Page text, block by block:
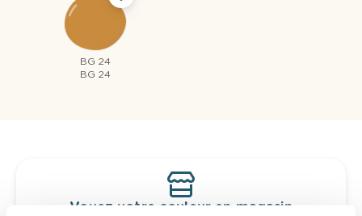
BG 24
BG 24
Voyez votre couleur en magasin